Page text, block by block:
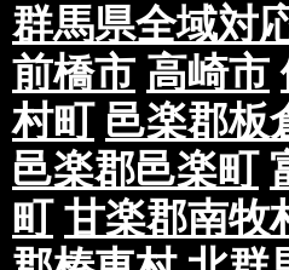
群馬県全域対
前橋市 高崎市
村町 邑楽郡板
邑楽郡邑楽町
町 甘楽郡南牧